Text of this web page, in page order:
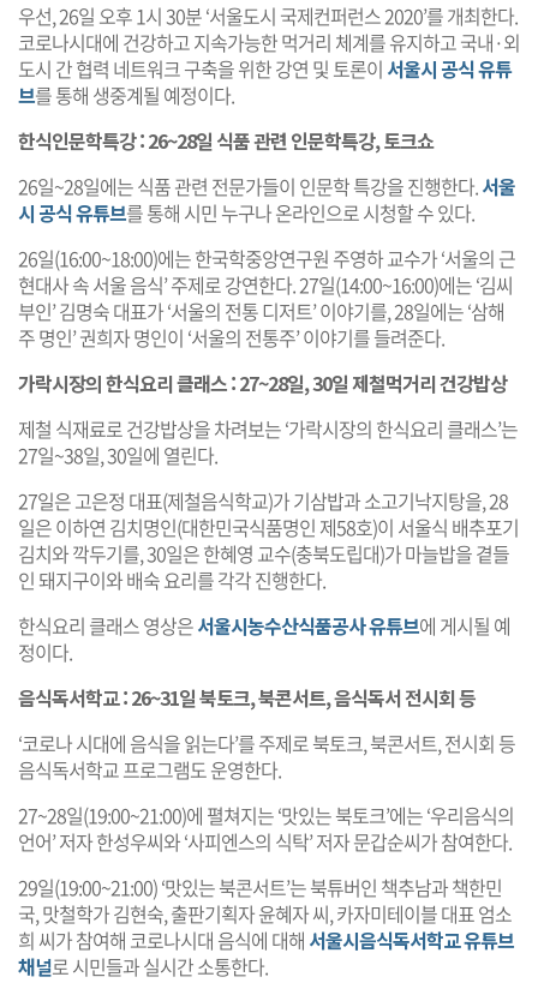
우선, 26일 오후 1시 30분 ‘서울도시 국제컨퍼런스 2020’를 개최한다.
코로나시대에 건강하고 지속가능한 먹거리 체계를 유지하고 국내·외
도시 간 협력 네트워크 구축을 위한 강연 및 토론이 서울시 공식 유튜
브를 통해 생중계될 예정이다.
한식인문학특강 : 26~28일 식품 관련 인문학특강, 토크쇼
26일~28일에는 식품 관련 전문가들이 인문학 특강을 진행한다.서울
시 공식 유튜브를 통해 시민 누구나 온라인으로 시청할 수 있다.
26일(16:00~18:00)에는 한국학중앙연구원 주영하 교수가 ‘서울의 근
현대사 속 서울 음식’ 주제로 강연한다. 27일(14:00~16:00)에는 ‘김씨
부인’ 김명숙 대표가 ‘서울의 전통 디저트’ 이야기를, 28일에는 ‘삼해
주 명인’ 권희자 명인이 ‘서울의 전통주’ 이야기를 들려준다.
가락시장의 한식요리 클래스 : 27~28일, 30일 제철먹거리 건강밥상
제철 식재료로 건강밥상을 차려보는 ‘가락시장의 한식요리 클래스’는
27일~38일, 30일에 열린다.
27일은 고은정 대표(제철음식학교)가 기삼밥과 소고기낙지탕을, 28
일은 이하연 김치명인(대한민국식품명인 제58호)이 서울식 배추포기
김치와 깍두기를, 30일은 한혜영 교수(충북도립대)가 마늘밥을 곁들
인 돼지구이와 배숙 요리를 각각 진행한다.
한식요리 클래스 영상은서울시농수산식품공사 유튜브에 게시될 예
정이다.
음식독서학교 : 26~31일 북토크, 북콘서트, 음식독서 전시회 등
‘코로나 시대에 음식을 읽는다’를 주제로 북토크, 북콘서트, 전시회 등
음식독서학교 프로그램도 운영한다.
27~28일(19:00~21:00)에 펼쳐지는 ‘맛있는 북토크’에는 ‘우리음식의
언어’ 저자 한성우씨와 ‘사피엔스의 식탁’ 저자 문갑순씨가 참여한다.
29일(19:00~21:00) ‘맛있는 북콘서트’는 북튜버인 책추남과 책한민
국, 맛철학가 김현숙, 출판기획자 윤혜자 씨, 카자미테이블 대표 엄소
희 씨가 참여해 코로나시대 음식에 대해 서울시음식독서학교 유튜브
채널로 시민들과 실시간 소통한다.